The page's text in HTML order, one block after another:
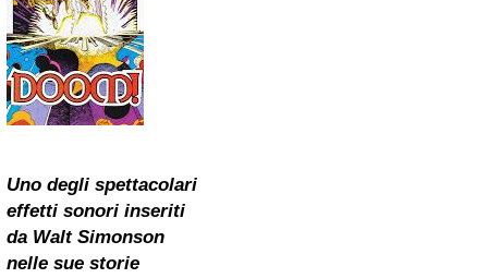
Uno degli spettacolari
effetti sonori inseriti
da Walt Simonson
nelle sue storie